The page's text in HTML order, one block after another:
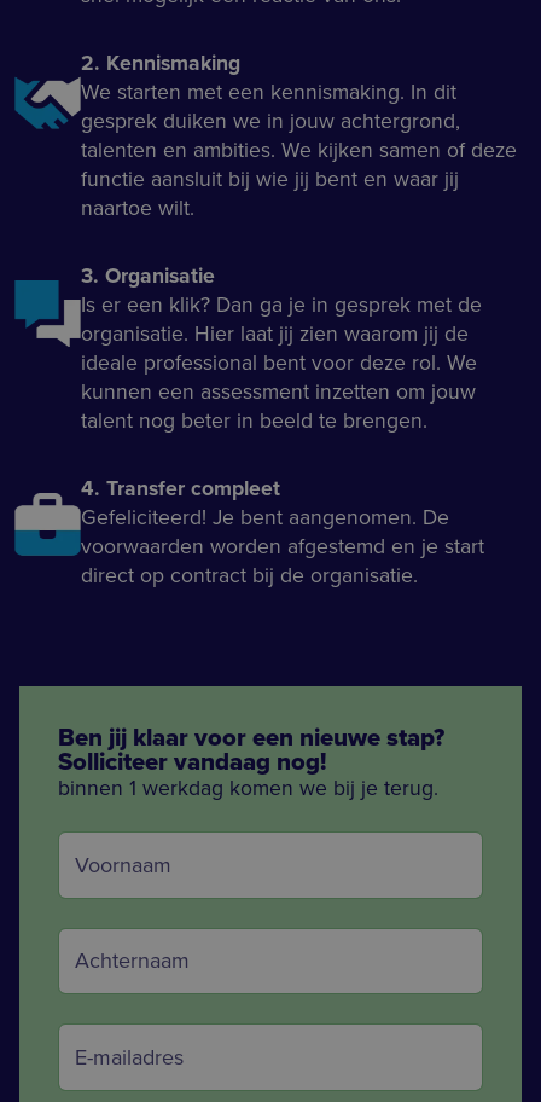
2. Kennismaking
We starten met een kennismaking. In dit
gesprek duiken we in jouw achtergrond,
talenten en ambities. We kijken samen of deze
functie aansluit bij wie jij bent en waar jij
naartoe wilt.
3. Organisatie
Is er een klik? Dan ga je in gesprek met de
organisatie. Hier laat jij zien waarom jij de
ideale professional bent voor deze rol. We
kunnen een assessment inzetten om jouw
talent nog beter in beeld te brengen.
4. Transfer compleet
Gefeliciteerd! Je bent aangenomen. De
voorwaarden worden afgestemd en je start
direct op contract bij de organisatie.
Ben jij klaar voor een nieuwe stap?
Solliciteer vandaag nog!
binnen 1 werkdag komen we bij je terug.
Voornaam *
Achternaam *
Email *